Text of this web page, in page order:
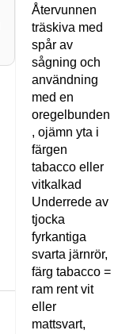
Återvunnen
träskiva med
spår av
sågning och
användning
med en
oregelbunden
, ojämn yta i
färgen
tabacco eller
vitkalkad
Underrede av
tjocka
fyrkantiga
svarta järnrör,
färg tabacco =
ram rent vit
eller
mattsvart,